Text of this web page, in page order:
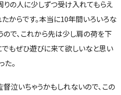
りの人に少しずつ受け入れてもらえ
からです。本当に10年間いろいろな
ので、これから先は少し肩の荷を下
でもぜひ遊びに来て欲しいなと思い
た。
泣いちゃうかもしれないので、この